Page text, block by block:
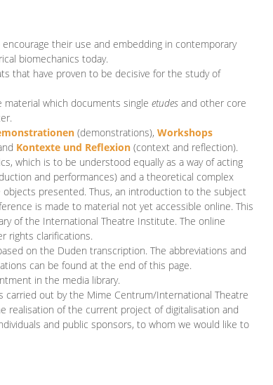
their use and embedding in contemporary
biomechanics today.
that have proven to be decisive for the study of
material which documents single etudes and other core
(demonstrations), Workshops
Kontexte und Reflexion (context and reflection).
which is to be understood equally as a way of acting
and performances) and a theoretical complex
presented. Thus, an introduction to the subject
is made to material not yet accessible online. This
of the International Theatre Institute. The online
rights clarifications.
on the Duden transcription. The abbreviations and
can be found at the end of this page.
in the media library.
out by the Mime Centrum/International Theatre
realisation of the current project of digitalisation and
and public sponsors, to whom we would like to